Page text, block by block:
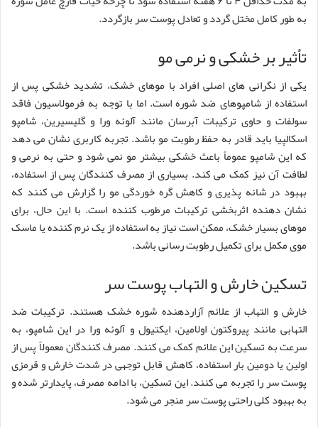
به طور کامل مختل گردد و تعادل پوست سر بازگردد.
تأثیر بر خشکی و نرمی مو
یکی از نگرانی های اصلی افراد با موهای خشک، تشدید خشکی پس از
استفاده از شامپوهای ضد شوره است. اما با توجه به فرمولاسیون فاقد
سولفات و حاوی ترکیبات آبرسان مانند آلوئه ورا و گلیسیرین، شامپو
اسکالپیا باید قادر به حفظ رطوبت مو باشد. تجربه کاربری نشان می دهد
که این شامپو عموماً باعث خشکی بیشتر مو نمی شود و حتی به نرمی و
لطافت آن نیز کمک می کند. بسیاری از مصرف کنندگان پس از استفاده،
بهبود در شانه پذیری و کاهش گره خوردگی مو را گزارش می کنند که
نشان دهنده اثربخشی ترکیبات مرطوب کننده است. با این حال، برای
موهای بسیار خشک، ممکن است نیاز به استفاده از یک نرم کننده یا ماسک
موی مکمل برای تکمیل رطوبت رسانی باشد.
تسکین خارش و التهاب پوست سر
خارش و التهاب از علائم آزاردهنده شوره خشک هستند. ترکیبات ضد
التهابی مانند پیروکتون اولامین، ایکتیول و آلوئه ورا در این شامپو، به
سرعت به تسکین این علائم کمک می کنند. مصرف کنندگان معمولاً پس از
اولین یا دومین بار استفاده، کاهش قابل توجهی در شدت خارش و قرمزی
پوست سر را تجربه می کنند. این تسکین، با ادامه مصرف، پایدارتر شده و
به بهبود کلی راحتی پوست سر منجر می شود.